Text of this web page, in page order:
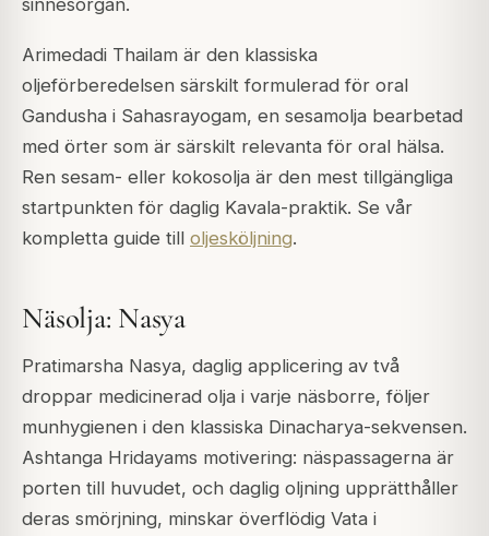
Arimedadi Thailam är den klassiska
oljeförberedelsen särskilt formulerad för oral
Gandusha i Sahasrayogam, en sesamolja bearbetad
med örter som är särskilt relevanta för oral hälsa.
Ren sesam- eller kokosolja är den mest tillgängliga
startpunkten för daglig Kavala-praktik. Se vår
kompletta guide till oljesköljning.
Näsolja: Nasya
Pratimarsha Nasya, daglig applicering av två
droppar medicinerad olja i varje näsborre, följer
munhygienen i den klassiska Dinacharya-sekvensen.
Ashtanga Hridayams motivering: näspassagerna är
porten till huvudet, och daglig oljning upprätthåller
deras smörjning, minskar överflödig Vata i